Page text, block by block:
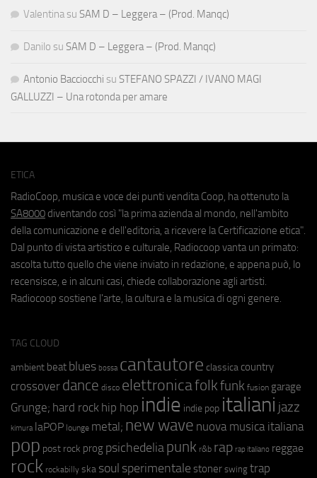
Valentina su SAM D – Leggera – (Prod. Manqc)
Danilo su SAM D – Leggera – (Prod. Manqc)
Antonio Bacciocchi su STEFANO SPAZZI / IVANO MAGI
GALLUZZI – Una rotonda per amare
ETICA
RadioCoop, musica e voce dei punti vendita Coop, ha ottenuto la
SA8000 diventando così "la prima azienda al mondo, nell'ambito
della comunicazione e dell'editoria, a ricevere la Certificazione etica".
Dal punto di vista artistico e culturale, Radiocoop vanta un primato:
ascolta tutto quello che viene inviato in redazione, e appena può, lo
recensisce, e in alcuni casi, chiede collaborazione agli artisti.
Radiocoop sostiene l'arte, la cultura e la musica di ogni genere.
TAG CLOUD
ambient beat blues bossa cantautore classica country
crossover dance disco elettronicafolkfunk fusion garage
Grunge; hard rock hip hop indie indie pop italiani jazz
kimura laPOP lounge metal; new wave nuova musica italiana
pop post rock prog psichedeliapunk r&b rap rap italiano reggae
rock rockabilly ska soul sperimentale stoner swing trap